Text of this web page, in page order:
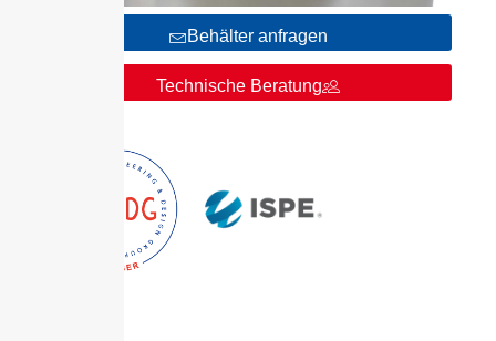
Behälter anfragen
Technische Beratung